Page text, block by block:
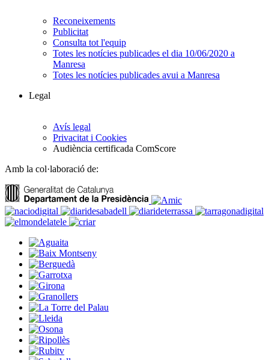
Reconeixements
Publicitat
Consulta tot l'equip
Totes les notícies publicades el dia 10/06/2020 a
Manresa
Totes les notícies publicades avui a Manresa
Legal
Avís legal
Privacitat i Cookies
Audiència certificada ComScore
Amb la col·laboració de: